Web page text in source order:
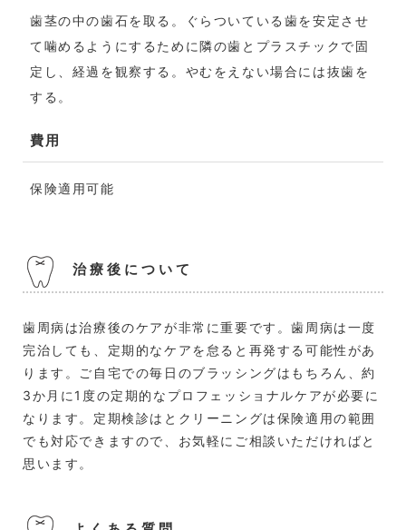
歯茎の中の歯石を取る。ぐらついている歯を安定させ
て噛めるようにするために隣の歯とプラスチックで固
定し、経過を観察する。やむをえない場合には抜歯を
する。
費用
保険適用可能
治療後について
歯周病は治療後のケアが非常に重要です。歯周病は一度
完治しても、定期的なケアを怠ると再発する可能性があ
ります。ご自宅での毎日のブラッシングはもちろん、約
3か月に1度の定期的なプロフェッショナルケアが必要に
なります。定期検診はとクリーニングは保険適用の範囲
でも対応できますので、お気軽にご相談いただければと
思います。